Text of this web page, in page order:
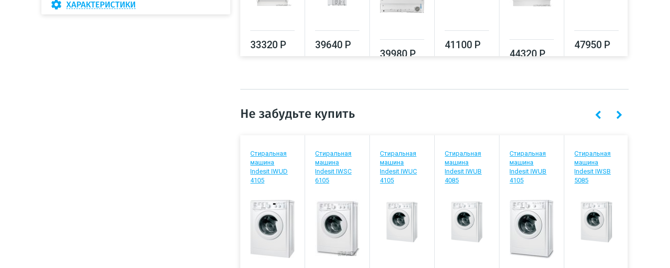
ХАРАКТЕРИСТИКИ
33320 Р 39640 Р
39980 Р
41100 Р
44320 Р
47950 Р
Не забудьте купить
Стиральная
машина
Indesit IWUD
4105
Стиральная
машина
Indesit IWSC
6105
Стиральная
машина
Indesit IWUC
4105
Стиральная
машина
Indesit IWUB
4085
Стиральная
машина
Indesit IWUB
4105
Стиральная
машина
Indesit IWSB
5085